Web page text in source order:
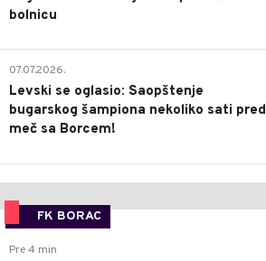
bolnicu
07.07.2026.
Levski se oglasio: Saopštenje
bugarskog šampiona nekoliko sati pred
meč sa Borcem!
FK BORAC
Pre 4 min